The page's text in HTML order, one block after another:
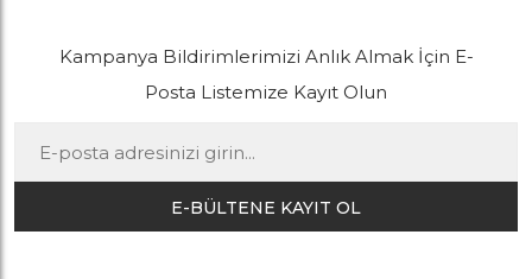
Kampanya Bildirimlerimizi Anlık Almak İçin E-
Posta Listemize Kayıt Olun
E-BÜLTENE KAYIT OL